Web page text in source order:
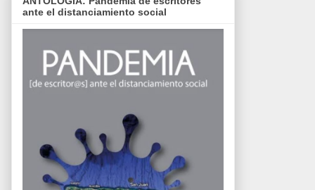
ante el distanciamiento social